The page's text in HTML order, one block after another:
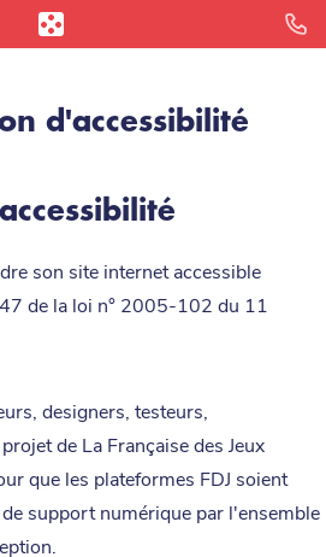
ligne
d'accessibilité
son site internet accessible
de la loi n° 2005-102 du 11
designers, testeurs,
de La Française des Jeux
que les plateformes FDJ soient
support numérique par l'ensemble